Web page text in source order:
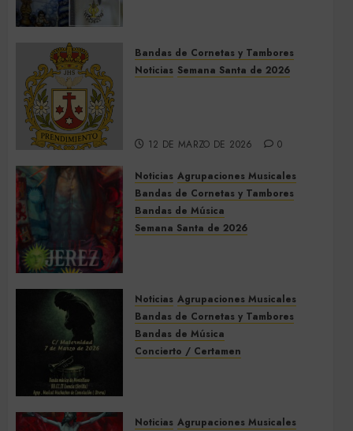
9 DE MAYO DE 2026 0
Bandas de Cornetas y Tambores
Noticias Semana Santa de 2026
12 DE MARZO DE 2026 0
Noticias Agrupaciones Musicales
Bandas de Cornetas y Tambores
Bandas de Música
Semana Santa de 2026
5 DE MARZO DE 2026 0
Noticias Agrupaciones Musicales
Bandas de Cornetas y Tambores
Bandas de Música
Concierto / Certamen
Noticias Agrupaciones Musicales